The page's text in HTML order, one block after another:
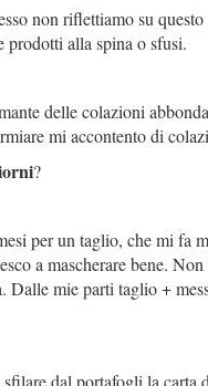
non riflettiamo su
prodotti alla spina o sfusi.
delle colazioni
mi accontento di
?
per un taglio, che mi fa
a mascherare bene.
mie parti taglio +